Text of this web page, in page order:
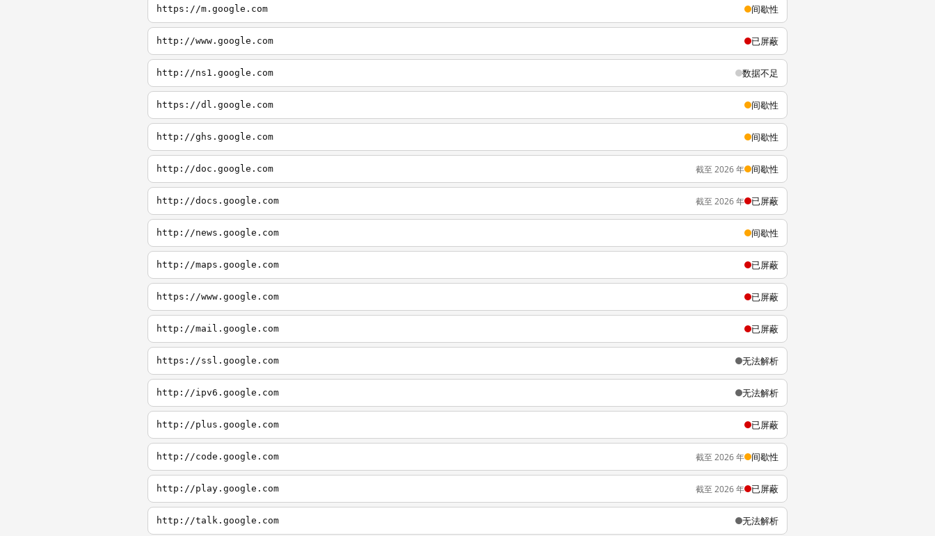
https://m.google.com 间歇性
http://www.google.com 已屏蔽
http://ns1.google.com 数据不足
https://dl.google.com 间歇性
http://ghs.google.com 间歇性
http://doc.google.com 截至 2026 年 间歇性
http://docs.google.com 截至 2026 年 已屏蔽
http://news.google.com 间歇性
http://maps.google.com 已屏蔽
https://www.google.com 已屏蔽
http://mail.google.com 已屏蔽
https://ssl.google.com 无法解析
http://ipv6.google.com 无法解析
http://plus.google.com 已屏蔽
http://code.google.com 截至 2026 年 间歇性
http://play.google.com 截至 2026 年 已屏蔽
http://talk.google.com 无法解析